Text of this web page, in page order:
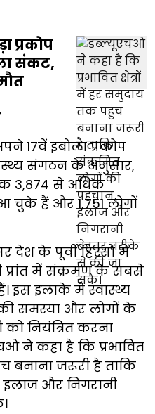
प्रकोप
संकट,
17वें इबोला प्रकोप
संगठन के अनुसार,
3,874 से अधिक
हैं और 1,751 लोगों
देश के पूर्वी हिस्सों में
प्रांत में संक्रमण के सबसे
इस इलाके में स्वास्थ्य
समस्या और लोगों के
नियंत्रित करना
ने कहा है कि प्रभावित
बनाना जरूरी है ताकि
और निगरानी